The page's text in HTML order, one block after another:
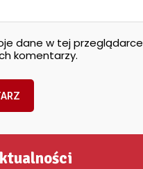
dane w tej
komentarzy.